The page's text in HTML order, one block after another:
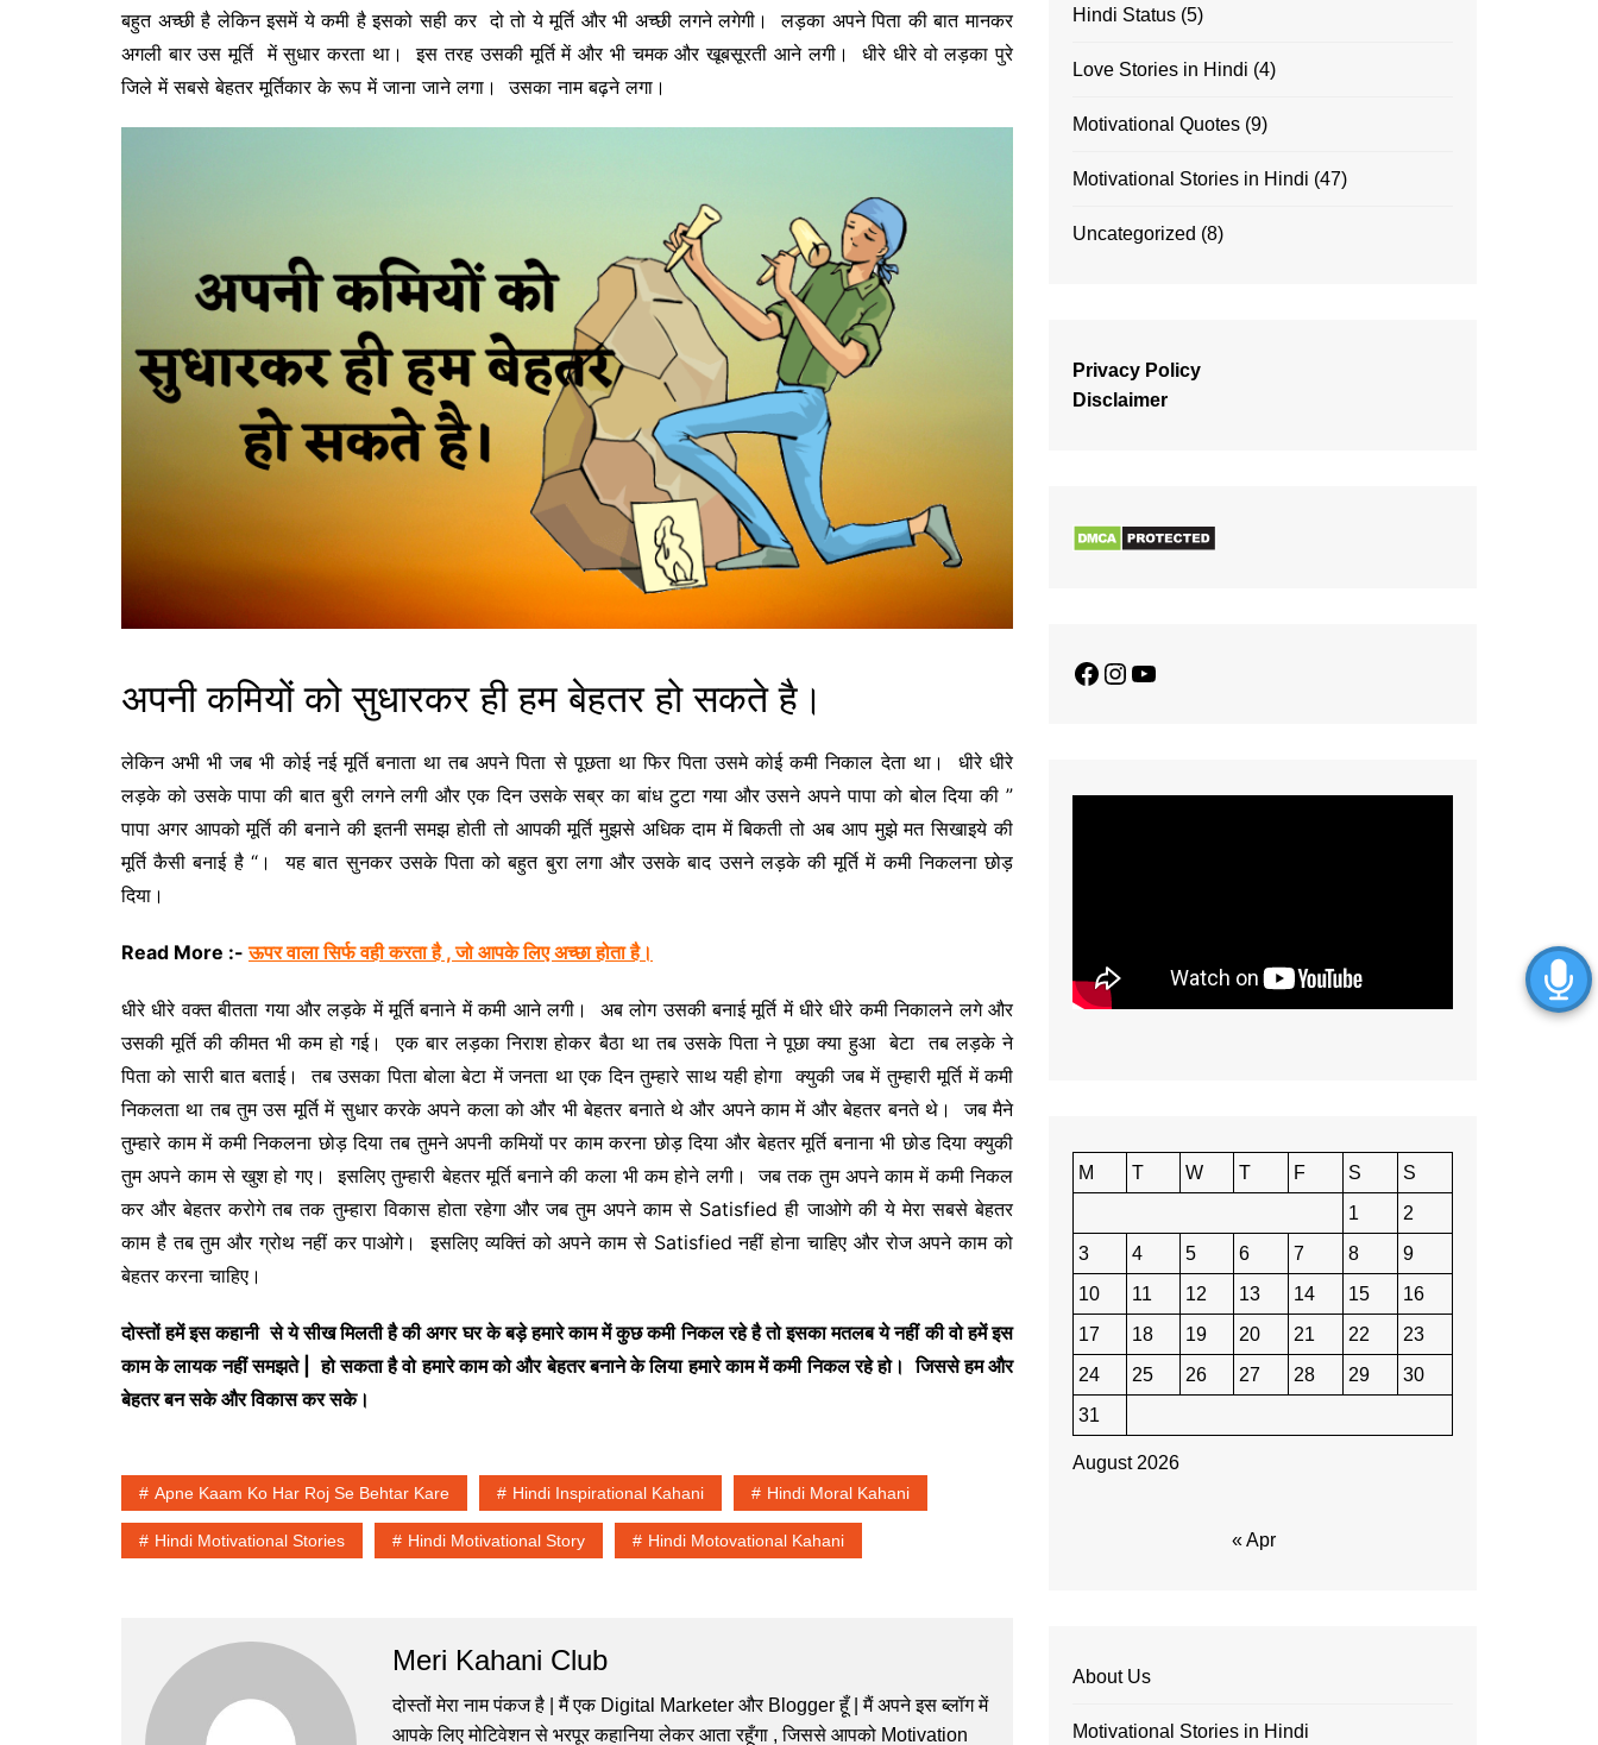
बहुत अच्छी है लेकिन इसमें ये कमी है इसको सही कर दो तो ये मूर्ति और भी अच्छी लगने लगेगी। लड़का अपने पिता की बात मानकर
अगली बार उस मूर्ति में सुधार करता था। इस तरह उसकी मूर्ति में और भी चमक और खूबसूरती आने लगी। धीरे धीरे वो लड़का पुरे
जिले में सबसे बेहतर मूर्तिकार के रूप में जाना जाने लगा। उसका नाम बढ़ने लगा।
अपनी कमियों को सुधारकर ही हम बेहतर हो सकते है।
लेकिन अभी भी जब भी कोई नई मूर्ति बनाता था तब अपने पिता से पूछता था फिर पिता उसमे कोई कमी निकाल देता था। धीरे धीरे
लड़के को उसके पापा की बात बुरी लगने लगी और एक दिन उसके सब्र का बांध टुटा गया और उसने अपने पापा को बोल दिया की ”
पापा अगर आपको मूर्ति की बनाने की इतनी समझ होती तो आपकी मूर्ति मुझसे अधिक दाम में बिकती तो अब आप मुझे मत सिखाइये की
मूर्ति कैसी बनाई है “। यह बात सुनकर उसके पिता को बहुत बुरा लगा और उसके बाद उसने लड़के की मूर्ति में कमी निकलना छोड़
दिया।
Read More :-ऊपर वाला सिर्फ वही करता है , जो आपके लिए अच्छा होता है।
धीरे धीरे वक्त बीतता गया और लड़के में मूर्ति बनाने में कमी आने लगी। अब लोग उसकी बनाई मूर्ति में धीरे धीरे कमी निकालने लगे और
उसकी मूर्ति की कीमत भी कम हो गई। एक बार लड़का निराश होकर बैठा था तब उसके पिता ने पूछा क्या हुआ बेटा तब लड़के ने
पिता को सारी बात बताई। तब उसका पिता बोला बेटा में जनता था एक दिन तुम्हारे साथ यही होगा क्युकी जब में तुम्हारी मूर्ति में कमी
निकलता था तब तुम उस मूर्ति में सुधार करके अपने कला को और भी बेहतर बनाते थे और अपने काम में और बेहतर बनते थे। जब मैने
तुम्हारे काम में कमी निकलना छोड़ दिया तब तुमने अपनी कमियों पर काम करना छोड़ दिया और बेहतर मूर्ति बनाना भी छोड दिया क्युकी
तुम अपने काम से खुश हो गए। इसलिए तुम्हारी बेहतर मूर्ति बनाने की कला भी कम होने लगी। जब तक तुम अपने काम में कमी निकल
कर और बेहतर करोगे तब तक तुम्हारा विकास होता रहेगा और जब तुम अपने काम से Satisfied ही जाओगे की ये मेरा सबसे बेहतर
काम है तब तुम और ग्रोथ नहीं कर पाओगे। इसलिए व्यक्तिं को अपने काम से Satisfied नहीं होना चाहिए और रोज अपने काम को
बेहतर करना चाहिए।
दोस्तों हमें इस कहानी से ये सीख मिलती है की अगर घर के बड़े हमारे काम में कुछ कमी निकल रहे है तो इसका मतलब ये नहीं की वो हमें इस
काम के लायक नहीं समझते | हो सकता है वो हमारे काम को और बेहतर बनाने के लिया हमारे काम में कमी निकल रहे हो। जिससे हम और
बेहतर बन सके और विकास कर सके।
Apne Kaam Ko Har Roj Se Behtar Kare Hindi Inspirational Kahani Hindi Moral Kahani
Hindi Motivational Stories Hindi Motivational Story Hindi Motovational Kahani
Meri Kahani Club
दोस्तों मेरा नाम पंकज है | मैं एक Digital Marketer और Blogger हूँ | मैं अपने इस ब्लॉग में
आपके लिए मोटिवेशन से भरपूर कहानिया लेकर आता रहूँगा , जिससे आपको Motivation
Hindi Status (5)
Love Stories in Hindi (4)
Motivational Quotes (9)
Motivational Stories in Hindi (47)
Uncategorized (8)
Privacy Policy
Disclaimer
Facebook
Instagram
YouTube
August 2026
M T W T F S
S
1
2
3
4 5 6 7 8
9
10
11 12 13 14 15
16
17
18 19 20 21 22
23
24
25 26 27 28 29
30
31
« Apr
About Us
Motivational Stories in Hindi